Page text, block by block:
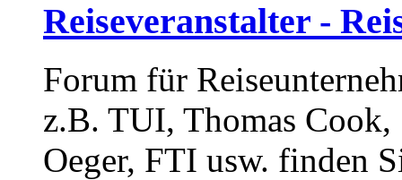
Reiseveranstalter -
Forum für
z.B. TUI, Thomas
Oeger, FTI usw. finden